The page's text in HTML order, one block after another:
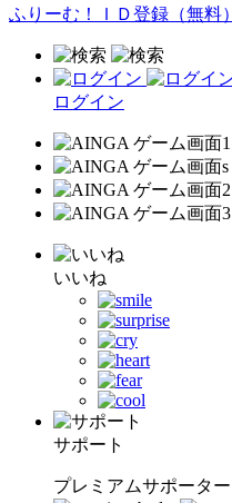
ふりーむ！ＩＤ登録（無料）
ログイン
いいね
サポート
プレミアムサポーター